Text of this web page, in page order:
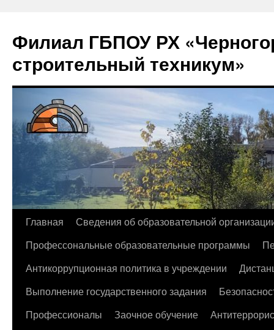
Филиал ГБПОУ РХ
строительный техникум»
Перейти
содержимому
Главная
Сведения об образовательной
Профессональные образовательные программы
Антикоррупционная политика в учреждении
Выполнение государственного задания
Профессионалы
Заочное обучение